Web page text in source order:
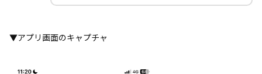
▼アプリ画面のキャプチャ